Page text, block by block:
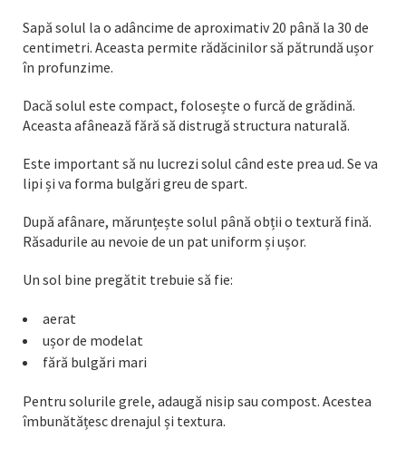
Sapă solul la o adâncime de aproximativ 20 până la 30 de
centimetri. Aceasta permite rădăcinilor să pătrundă ușor
în profunzime.
Dacă solul este compact, folosește o furcă de grădină.
Aceasta afânează fără să distrugă structura naturală.
Este important să nu lucrezi solul când este prea ud. Se va
lipi și va forma bulgări greu de spart.
După afânare, mărunțește solul până obții o textură fină.
Răsadurile au nevoie de un pat uniform și ușor.
Un sol bine pregătit trebuie să fie:
aerat
ușor de modelat
fără bulgări mari
Pentru solurile grele, adaugă nisip sau compost. Acestea
îmbunătățesc drenajul și textura.